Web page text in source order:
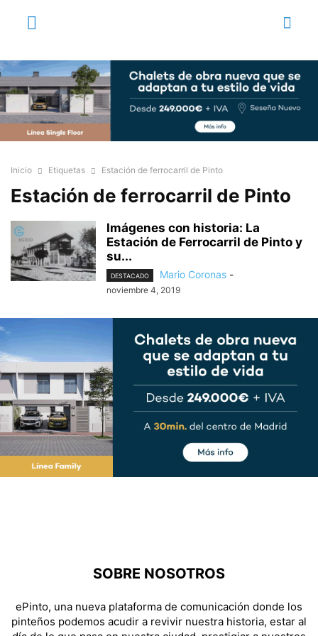
Inicio Etiquetas Estación de ferrocarril de Pinto
Estación de ferrocarril de Pinto
Imágenes con historia: La
Estación de Ferrocarril de Pinto y
su...
DESTACADO Mario Coronas -
noviembre 4, 2019
SOBRE NOSOTROS
ePinto, una nueva plataforma de comunicación donde los
pinteños podemos acudir a revivir nuestra historia, estar al